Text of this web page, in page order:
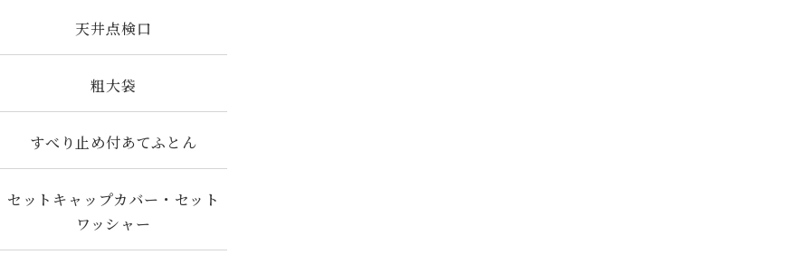
天井点検口
粗大袋
すべり止め付あてふとん
セットキャップカバー・セット
ワッシャー